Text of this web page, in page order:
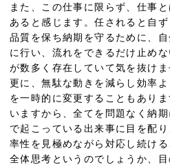
また、この仕事に限らず、仕事
あると感じます。任されると自
品質を保ち納期を守るために、
に行い、流れをできるだけ止め
が数多く存在していて気を抜けま
更に、無駄な動きを減らし効率
を一時的に変更することもあり
いますから、全てを問題なく納
で起こっている出来事に目を配
率性を見極めながら対応し続ける
全体思考というのでしょうか、